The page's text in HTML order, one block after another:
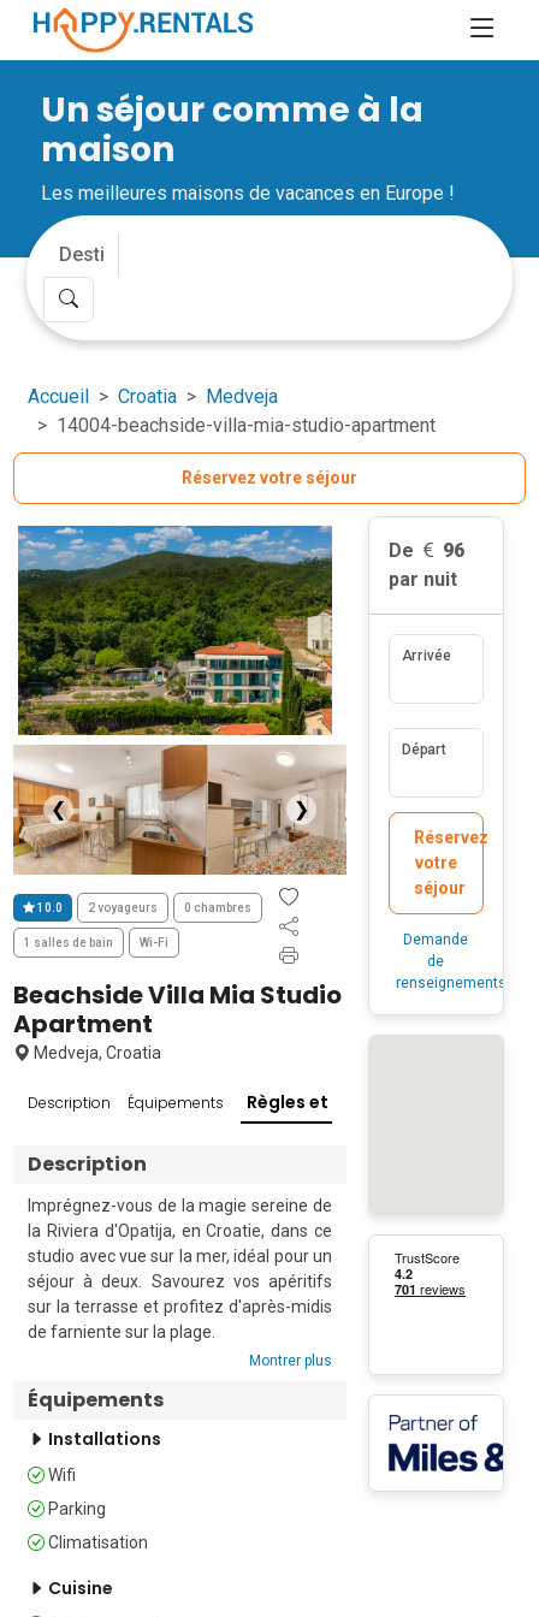
Un séjour comme à la
maison
Les meilleures maisons de vacances en Europe !
Accueil Croatia
Medveja
14004-beachside-villa-mia-studio-apartment
Réservez votre séjour
❮ ❯
10.0 2 voyageurs 0 chambres
1 salles de bain Wi-Fi
Beachside Villa Mia Studio
Apartment
Medveja, Croatia
Description Équipements Règles et conditions
Description
Imprégnez-vous de la magie sereine de
la Riviera d'Opatija, en Croatie, dans ce
studio avec vue sur la mer, idéal pour un
séjour à deux. Savourez vos apéritifs
sur la terrasse et profitez d'après-midis
de farniente sur la plage.
de colline, surplombant la mer, à
quelques pas seulement de la plage de
chaussée d’un immeuble de deux
étages et dispose d’une terrasse privée.
vie ouvert et fonctionnel avec une
Montrer plus
Équipements
Installations
Wifi
Parking
Climatisation
Cuisine
De
96
par nuit
Arrivée
Départ
Réservez
votre
séjour
Demande
de
renseignements